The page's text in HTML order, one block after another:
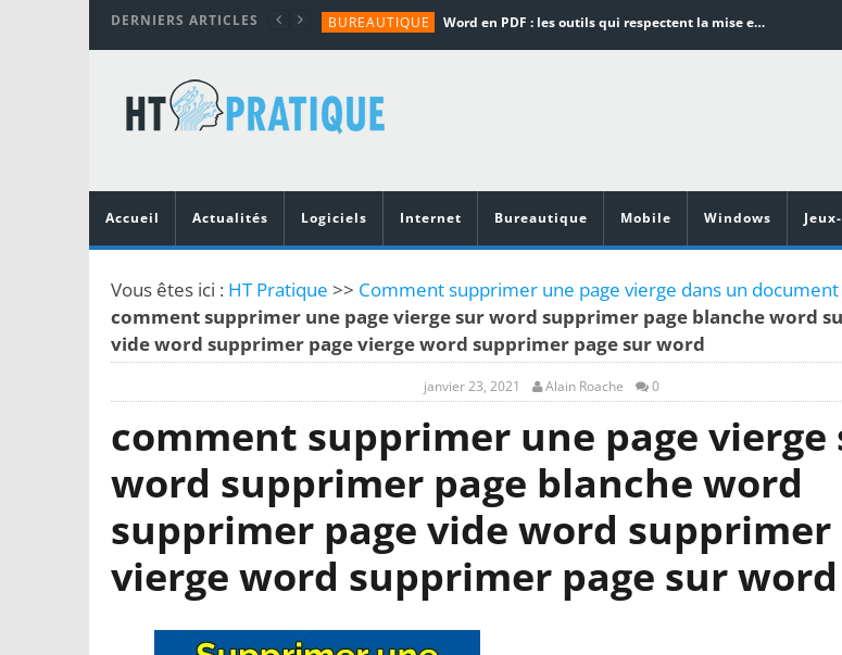
DERNIERS ARTICLES BUREAUTIQUE Word en PDF : les outils qui respectent la mise en page
TUTORIALS
MATÉRIEL
Vidéoprojecteurs Asus : Top 6 des meilleurs modèles de la marque
Accueil
Actualités Logiciels Internet Bureautique Mobile Windows
Vous êtes ici : HT Pratique >> Comment supprimer une page vierge dans un document
comment supprimer une page vierge sur word supprimer page blanche word
vide word supprimer page vierge word supprimer page sur word
janvier 23, 2021 Alain Roache 0
comment supprimer une page vierge
word supprimer page blanche word
supprimer page vide word supprimer
vierge word supprimer page sur word